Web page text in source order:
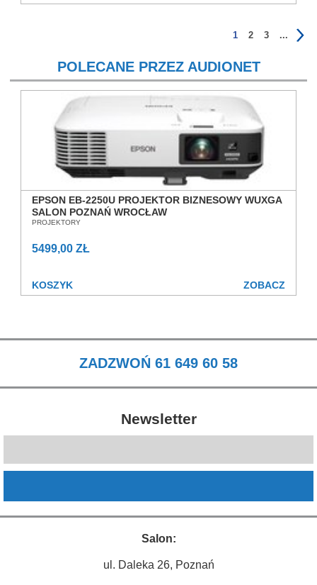
1 2 3 ...
POLECANE PRZEZ AUDIONET
EPSON EB-2250U PROJEKTOR BIZNESOWY WUXGA
SALON POZNAŃ WROCŁAW
PROJEKTORY
5499,00 ZŁ
KOSZYK ZOBACZ
ZADZWOŃ 61 649 60 58
Newsletter
Salon:
ul. Daleka 26, Poznań